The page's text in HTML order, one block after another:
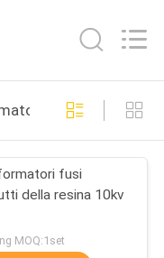
81
della resina
fusi
della resina 10kv
MOQ:1set